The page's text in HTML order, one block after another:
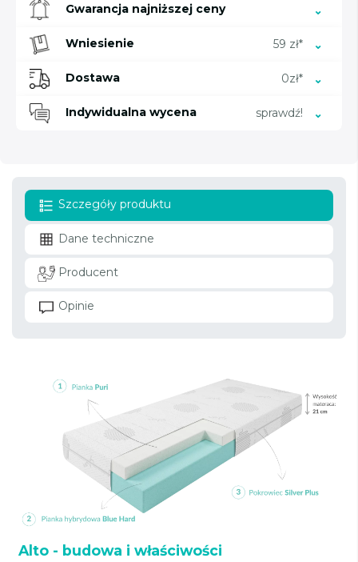
Gwarancja najniższej ceny
Wniesienie 59 zł*
Dostawa 0zł*
Indywidualna wycena sprawdź!
Szczegóły produktu
Dane techniczne
Producent
Opinie
Alto - budowa i właściwości